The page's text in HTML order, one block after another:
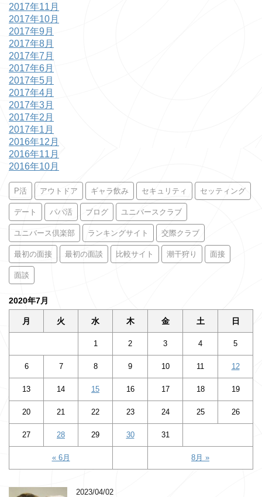
2017年11月
2017年10月
2017年9月
2017年8月
2017年7月
2017年6月
2017年5月
2017年4月
2017年3月
2017年2月
2017年1月
2016年12月
2016年11月
2016年10月
P活 アウトドア ギャラ飲み セキュリティ セッティング
デート パパ活 ブログ ユニバースクラブ
ユニバース倶楽部 ランキングサイト 交際クラブ
最初の面接 最初の面談 比較サイト 潮干狩り 面接
面談
2020年7月
月 火 水 木 金 土 日
« 6月 8月 »
1 2 3 4 5
6 7 8 9 10 11 12
13 14 15 16 17 18 19
20 21 22 23 24 25 26
27 28 29 30 31
2023/04/02